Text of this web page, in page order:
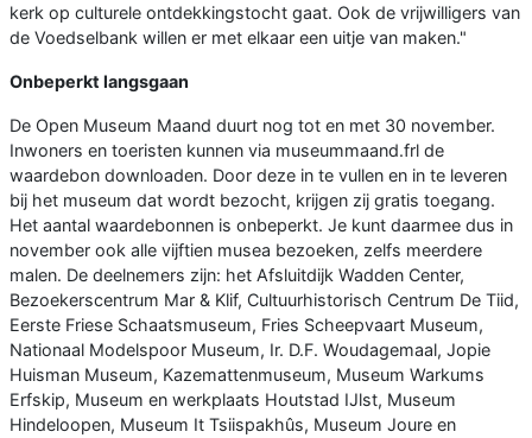
kerk op culturele ontdekkingstocht gaat. Ook de vrijwilligers van
de Voedselbank willen er met elkaar een uitje van maken."
Onbeperkt langsgaan
De Open Museum Maand duurt nog tot en met 30 november.
Inwoners en toeristen kunnen via museummaand.frl de
waardebon downloaden. Door deze in te vullen en in te leveren
bij het museum dat wordt bezocht, krijgen zij gratis toegang.
Het aantal waardebonnen is onbeperkt. Je kunt daarmee dus in
november ook alle vijftien musea bezoeken, zelfs meerdere
malen. De deelnemers zijn: het Afsluitdijk Wadden Center,
Bezoekerscentrum Mar & Klif, Cultuurhistorisch Centrum De Tiid,
Eerste Friese Schaatsmuseum, Fries Scheepvaart Museum,
Nationaal Modelspoor Museum, Ir. D.F. Woudagemaal, Jopie
Huisman Museum, Kazemattenmuseum, Museum Warkums
Erfskip, Museum en werkplaats Houtstad IJlst, Museum
Hindeloopen, Museum It Tsiispakhûs, Museum Joure en